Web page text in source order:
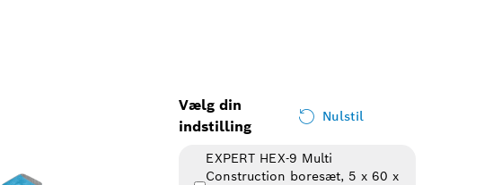
Vælg din
indstilling
Nulstil
EXPERT HEX-9 Multi
Construction boresæt, 5 x 60 x